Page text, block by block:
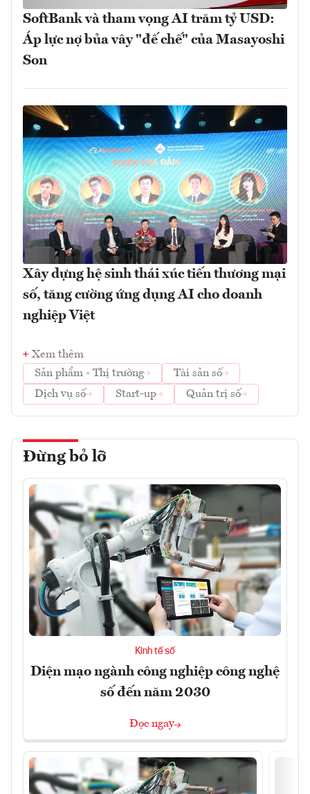
SoftBank và tham vọng AI trăm tỷ USD:
Áp lực nợ bủa vây "đế chế" của Masayoshi
Son
Xây dựng hệ sinh thái xúc tiến thương mại
số, tăng cường ứng dụng AI cho doanh
nghiệp Việt
Xem thêm
Sản phẩm - Thị trường
Tài sản số
Dịch vụ số
Start-up Quản trị số
Đừng bỏ lỡ
Kinh tế số
Diện mạo ngành công nghiệp công nghệ
số đến năm 2030
Đọc ngay